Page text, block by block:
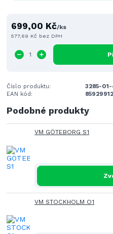
699,00 Kč/ks
577,69 Kč bez DPH
Číslo produktu:
3285-
EAN kód:
Podobné produkty
VM GÖTEBORG S1
VM STOCKHOLM O1